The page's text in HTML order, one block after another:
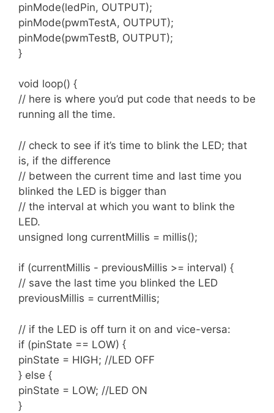
pinMode(ledPin, OUTPUT);
pinMode(pwmTestA, OUTPUT);
pinMode(pwmTestB, OUTPUT);
}
void loop() {
// here is where you’d put code that needs to be
running all the time.
// check to see if it’s time to blink the LED; that
is, if the difference
// between the current time and last time you
blinked the LED is bigger than
// the interval at which you want to blink the
LED.
unsigned long currentMillis = millis();
if (currentMillis - previousMillis >= interval) {
// save the last time you blinked the LED
previousMillis = currentMillis;
// if the LED is off turn it on and vice-versa:
if (pinState == LOW) {
pinState = HIGH; //LED OFF
} else {
pinState = LOW; //LED ON
}